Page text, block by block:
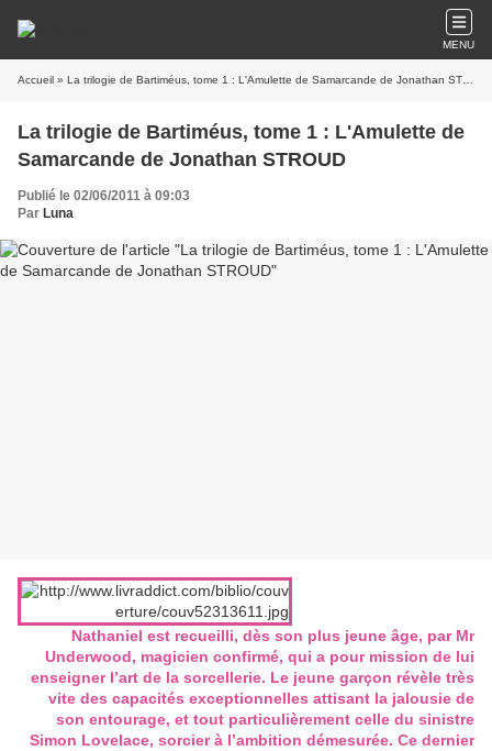
MENU
Accueil » La trilogie de Bartiméus, tome 1 : L'Amulette de Samarcande de Jonathan STROUD
La trilogie de Bartiméus, tome 1 : L'Amulette de
Samarcande de Jonathan STROUD
Publié le 02/06/2011 à 09:03
Par Luna
Nathaniel est recueilli, dès son plus jeune âge, par Mr
Underwood, magicien confirmé, qui a pour mission de lui
enseigner l’art de la sorcellerie. Le jeune garçon révèle très
vite des capacités exceptionnelles attisant la jalousie de
son entourage, et tout particulièrement celle du sinistre
Simon Lovelace, sorcier à l’ambition démesurée. Ce dernier